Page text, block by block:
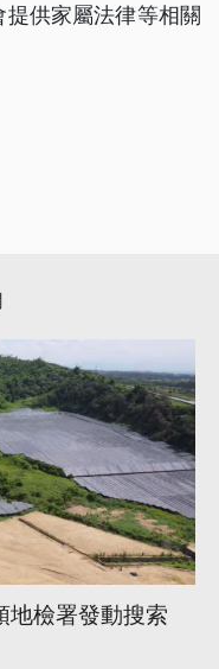
供家屬法律等相關
地檢署發動搜索